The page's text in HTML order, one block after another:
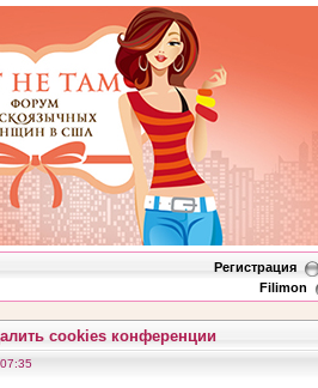
Регистрация
Filimon
cookies конференции